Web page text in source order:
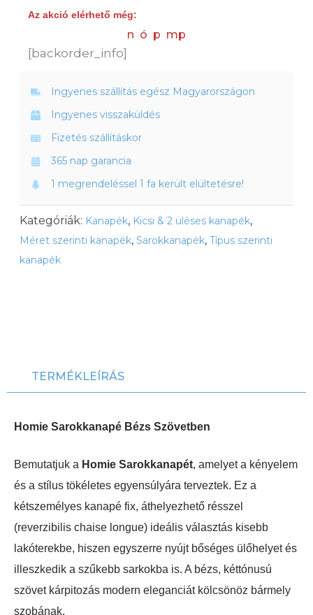
Bézs
mennyiség
Az akció elérhető még:
n ó p mp
[backorder_info]
Ingyenes szállítás egész Magyarországon
Ingyenes visszaküldés
Fizetés szállításkor
365 nap garancia
1 megrendeléssel 1 fa került elültetésre!
Kategóriák: Kanapék, Kicsi & 2 üléses kanapék,
Méret szerinti kanapék, Sarokkanapék, Típus szerinti
kanapék
TERMÉKLEÍRÁS
Homie Sarokkanapé Bézs Szövetben
Bemutatjuk a Homie Sarokkanapét, amelyet a kényelem
és a stílus tökéletes egyensúlyára terveztek. Ez a
kétszemélyes kanapé fix, áthelyezhető résszel
(reverzibilis chaise longue) ideális választás kisebb
lakóterekbe, hiszen egyszerre nyújt bőséges ülőhelyet és
illeszkedik a szűkebb sarkokba is. A bézs, kéttónusú
szövet kárpitozás modern eleganciát kölcsönöz bármely
szobának.